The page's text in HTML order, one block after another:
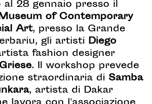
28 gennaio presso il
of Contemporary
Art, presso la Grande
gli artisti Diego
fashion designer
. Il workshop prevede
straordinaria di Samba
, artista di Dakar